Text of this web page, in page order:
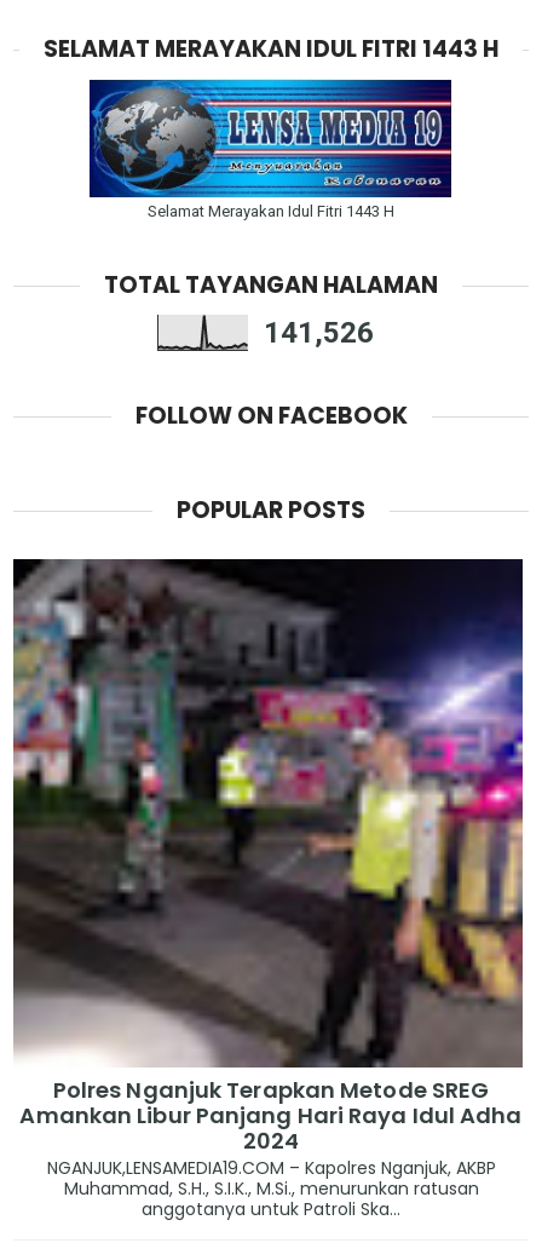
SELAMAT MERAYAKAN IDUL FITRI 1443 H
Selamat Merayakan Idul Fitri 1443 H
TOTAL TAYANGAN HALAMAN
141,526
FOLLOW ON FACEBOOK
POPULAR POSTS
Polres Nganjuk Terapkan Metode SREG
Amankan Libur Panjang Hari Raya Idul Adha
2024
NGANJUK,LENSAMEDIA19.COM – Kapolres Nganjuk, AKBP
Muhammad, S.H., S.I.K., M.Si., menurunkan ratusan
anggotanya untuk Patroli Ska...